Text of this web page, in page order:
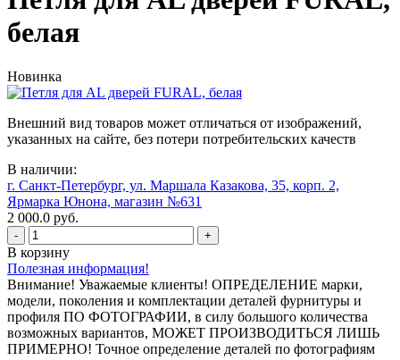
белая
Новинка
Внешний вид товаров может отличаться от изображений,
указанных на сайте, без потери потребительских качеств
В наличии:
г. Санкт-Петербург, ул. Маршала Казакова, 35, корп. 2,
Ярмарка Юнона, магазин №631
2 000.0 руб.
- +
В корзину
Полезная информация!
Внимание! Уважаемые клиенты! ОПРЕДЕЛЕНИЕ марки,
модели, поколения и комплектации деталей фурнитуры и
профиля ПО ФОТОГРАФИИ, в силу большого количества
возможных вариантов, МОЖЕТ ПРОИЗВОДИТЬСЯ ЛИШЬ
ПРИМЕРНО! Точное определение деталей по фотографиям